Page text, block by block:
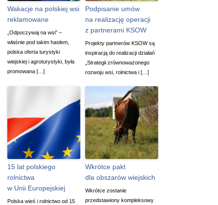
Wakacje na polskiej wsi
reklamowane
„Odpoczywaj na wsi” –
właśnie pod takim hasłem,
polska oferta turystyki
wiejskiej i agroturystyki, była
promowana […]
Podpisanie umów
na realizację operacji
z partnerami KSOW
Projekty partnerów KSOW są
inspiracją do realizacji działań
„Strategii zrównoważonego
rozwoju wsi, rolnictwa i […]
15 lat polskiego
rolnictwa
w Unii Europejskiej
Polska wieś i rolnictwo od 15
Wkrótce pakt
dla obszarów wiejskich
Wkrótce zostanie
przedstawiony kompleksowy